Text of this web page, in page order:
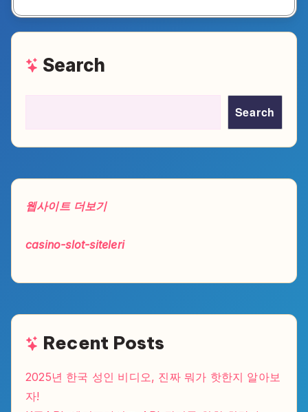
Search
Search
웹사이트 더보기
casino-slot-siteleri
Recent Posts
2025년 한국 성인 비디오, 진짜 뭐가 핫한지 알아보
자!